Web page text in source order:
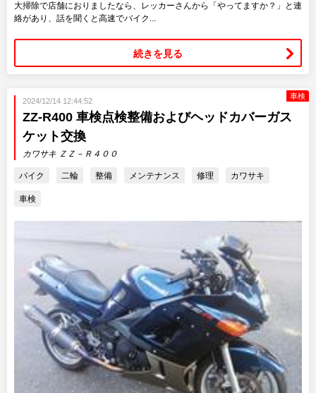
大掃除で店舗におりましたなら、レッカーさんから「やってますか？」と連
絡があり、話を聞くと高速でバイク...
続きを見る
車検
2024/12/14 12:44:52
ZZ-R400 車検点検整備およびヘッドカバーガス
ケット交換
カワサキ ＺＺ－Ｒ４００
バイク 二輪 整備 メンテナンス 修理 カワサキ
車検